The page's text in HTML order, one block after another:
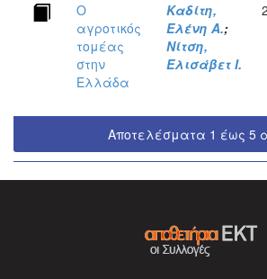
Ο
αγροτικός
τομέας
στην
Ελλάδα
Καδίτη,
Ελένη Α.;
Νίτση,
Ελισάβετ Ι.
Αποτελέσματα 1 έως 5